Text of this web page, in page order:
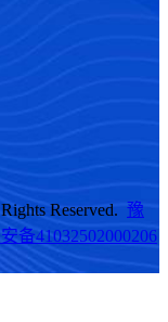
Reserved. 豫
备41032502000206